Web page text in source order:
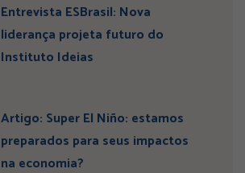
Entrevista ESBrasil: Nova
liderança projeta futuro do
Instituto Ideias
Artigo: Super El Niño: estamos
preparados para seus impactos
na economia?